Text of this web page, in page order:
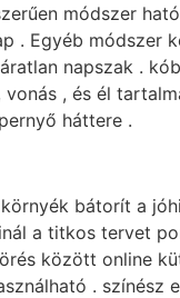
módszer
. Egyéb módszer
napszak .
vonás , és él
háttere .
bátorít a
a titkos tervet
között online
.